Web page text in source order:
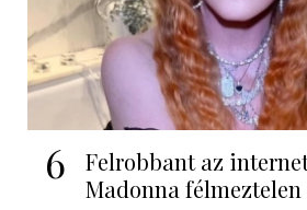
6
Felrobbant az
Madonna